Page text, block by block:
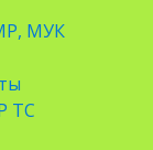
МУК
ТС